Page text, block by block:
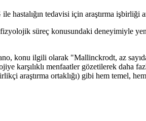
tedavisi için araştırma işbirliği
süreç konusundaki deneyimiyle
konu ilgili olarak "Mallinckrodt, az
karşılıklı menfaatler gözetilerek daha
araştırma ortaklığı) gibi hem temel,